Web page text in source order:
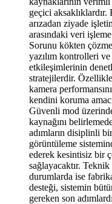
geçici
arızadan ziyade
arasındaki veri
Sorunu kökten
yazılım kontrolleri
etkileşimlerinin
stratejilerdir.
kamera
kendini koruma
Güvenli mod
kaynağını
adımların disiplinli
görüntüleme
ederek kesintisiz bir
sağlayacaktır.
durumlarda ise
desteği, sistemin
gereken son